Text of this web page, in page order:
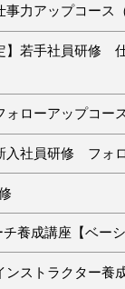
力アップコース（
】若手社員研修
ローアップコー
入社員研修 フォ
養成講座【ベー
ンストラクター養